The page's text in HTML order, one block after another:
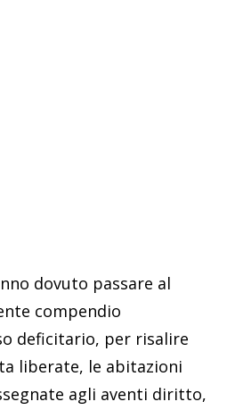
dovuto passare al
compendio
deficitario, per risalire
liberate, le abitazioni
agli aventi diritto,